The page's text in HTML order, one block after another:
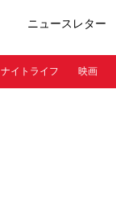
ニュースレター
に登録
ナイトライフ 映画